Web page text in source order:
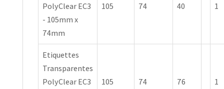
PolyClear EC3
- 105mm x
74mm
105 74 40 1
Etiquettes
Transparentes
PolyClear EC3
105 74 76 1